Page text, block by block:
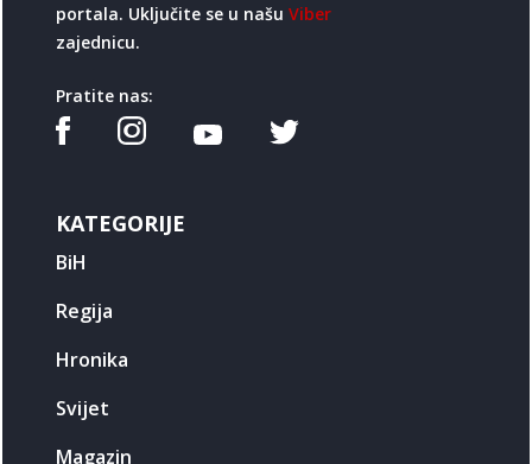
portala. Uključite se u našu Viber
zajednicu.
Pratite nas:
KATEGORIJE
BiH
Regija
Hronika
Svijet
Magazin